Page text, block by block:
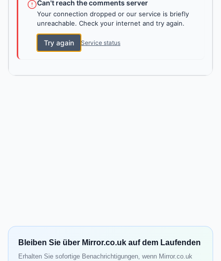
Can't reach the comments server
Your connection dropped or our service is briefly
unreachable. Check your internet and try again.
Try again Service status
Bleiben Sie über Mirror.co.uk auf dem Laufenden
Erhalten Sie sofortige Benachrichtigungen, wenn Mirror.co.uk